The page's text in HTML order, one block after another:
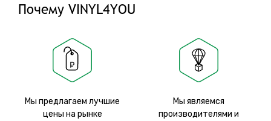
Почему VINYL4YOU
Мы предлагаем лучшие
цены на рынке
Мы являемся
производителями и